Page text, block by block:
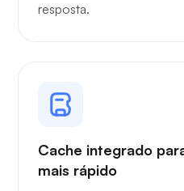
resposta.
Cache integrado
mais rápido